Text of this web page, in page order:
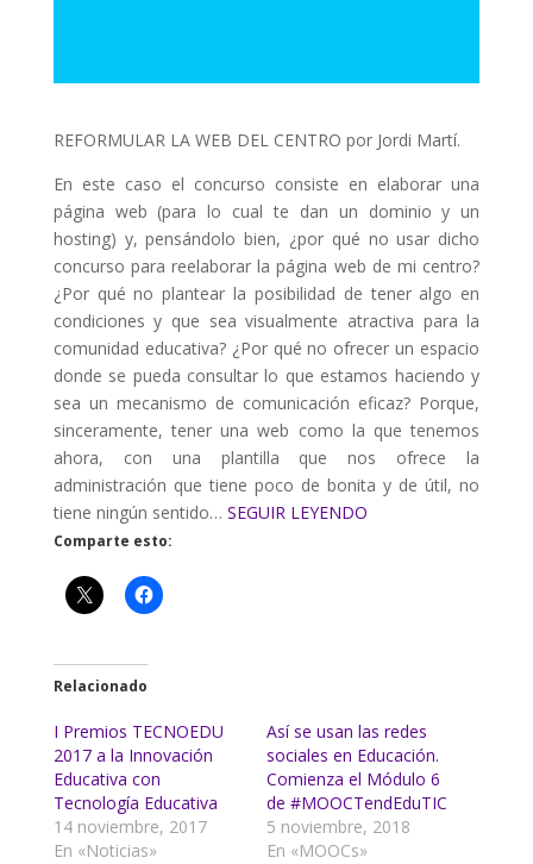
REFORMULAR LA WEB DEL CENTRO por Jordi Martí.
En este caso el concurso consiste en elaborar una
página web (para lo cual te dan un dominio y un
hosting) y, pensándolo bien, ¿por qué no usar dicho
concurso para reelaborar la página web de mi centro?
¿Por qué no plantear la posibilidad de tener algo en
condiciones y que sea visualmente atractiva para la
comunidad educativa? ¿Por qué no ofrecer un espacio
donde se pueda consultar lo que estamos haciendo y
sea un mecanismo de comunicación eficaz? Porque,
sinceramente, tener una web como la que tenemos
ahora, con una plantilla que nos ofrece la
administración que tiene poco de bonita y de útil, no
tiene ningún sentido… SEGUIR LEYENDO
Comparte esto:
Relacionado
I Premios TECNOEDU
2017 a la Innovación
Educativa con
Tecnología Educativa
14 noviembre, 2017
En «Noticias»
Así se usan las redes
sociales en Educación.
Comienza el Módulo 6
de #MOOCTendEduTIC
5 noviembre, 2018
En «MOOCs»